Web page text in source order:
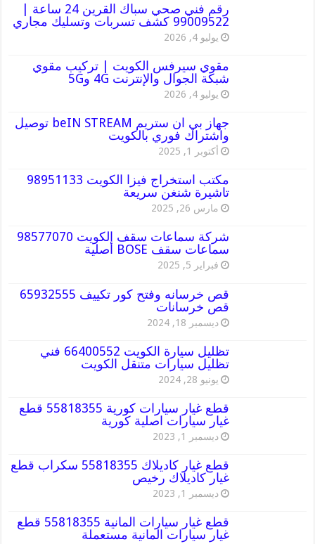
رقم فني صحي سباك القرين 24 ساعة |
99009522 كشف تسربات وتسليك مجاري
يوليو 4, 2026
مقوي سيرفس الكويت | تركيب مقوي
شبكة الجوال والإنترنت 4G و5G
يوليو 4, 2026
جهاز بي ان ستريم beIN STREAM توصيل
واشتراك فوري بالكويت
أكتوبر 1, 2025
مكتب استخراج فيزا الكويت 98951133
تاشيرة شنغن سريعة
مارس 26, 2025
شركة سماعات سقف الكويت 98577070
سماعات سقف BOSE أصلية
فبراير 5, 2025
قص خرسانه وفتح كور تكييف 65932555
قص خرسانات
ديسمبر 18, 2024
تظليل سيارة الكويت 66400552 فني
تظليل سيارات متنقل الكويت
يونيو 28, 2024
قطع غيار سيارات كورية 55818355 قطع
غيار سيارات اصلية كورية
ديسمبر 1, 2023
قطع غيار كاديلاك 55818355 سكراب قطع
غيار كاديلاك رخيص
ديسمبر 1, 2023
قطع غيار سيارات المانية 55818355 قطع
غيار سيارات المانية مستعملة